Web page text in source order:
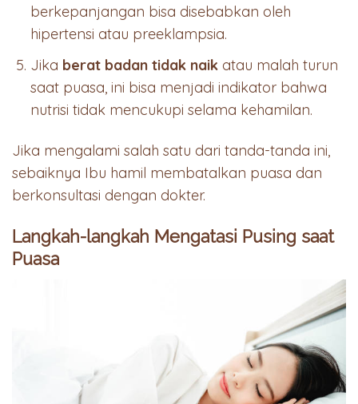
berkepanjangan bisa disebabkan oleh
hipertensi atau preeklampsia.
Jika berat badan tidak naik atau malah turun
saat puasa, ini bisa menjadi indikator bahwa
nutrisi tidak mencukupi selama kehamilan.
Jika mengalami salah satu dari tanda-tanda ini,
sebaiknya Ibu hamil membatalkan puasa dan
berkonsultasi dengan dokter.
Langkah-langkah Mengatasi Pusing saat
Puasa